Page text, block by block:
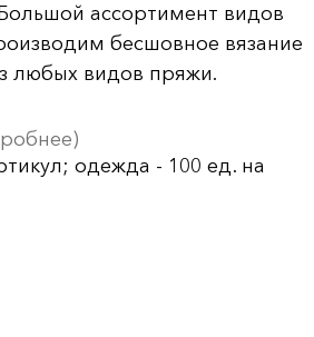
ассортимент видов
бесшовное вязание
любых видов пряжи.
одежда - 100 ед. на